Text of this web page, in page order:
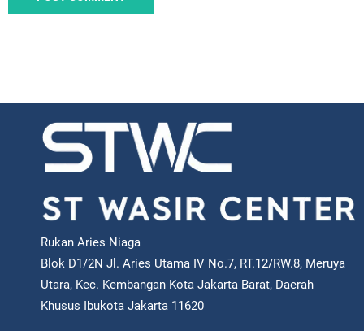
Rukan Aries Niaga
Blok D1/2N Jl. Aries Utama IV No.7, RT.12/RW.8, Meruya
Utara, Kec. Kembangan Kota Jakarta Barat, Daerah
Khusus Ibukota Jakarta 11620